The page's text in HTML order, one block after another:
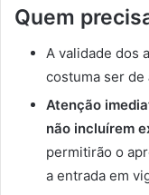
Quem
A validade dos
costuma ser de
Atenção
não incluírem
permitirão o
a entrada em